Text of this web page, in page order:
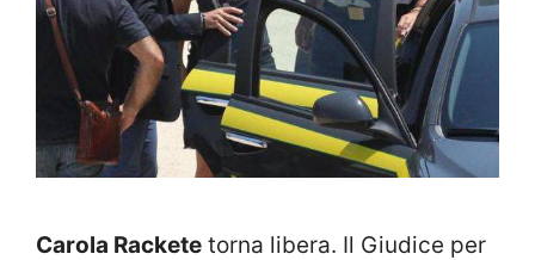
Carola Rackete torna libera. Il Giudice per